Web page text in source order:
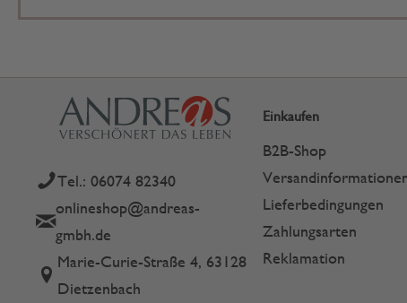
Tel.: 06074 82340
onlineshop@andreas-
gmbh.de
Marie-Curie-Straße 4, 63128
Dietzenbach
Einkaufen
B2B-Shop
Lieferbedingungen
Zahlungsarten
Reklamation